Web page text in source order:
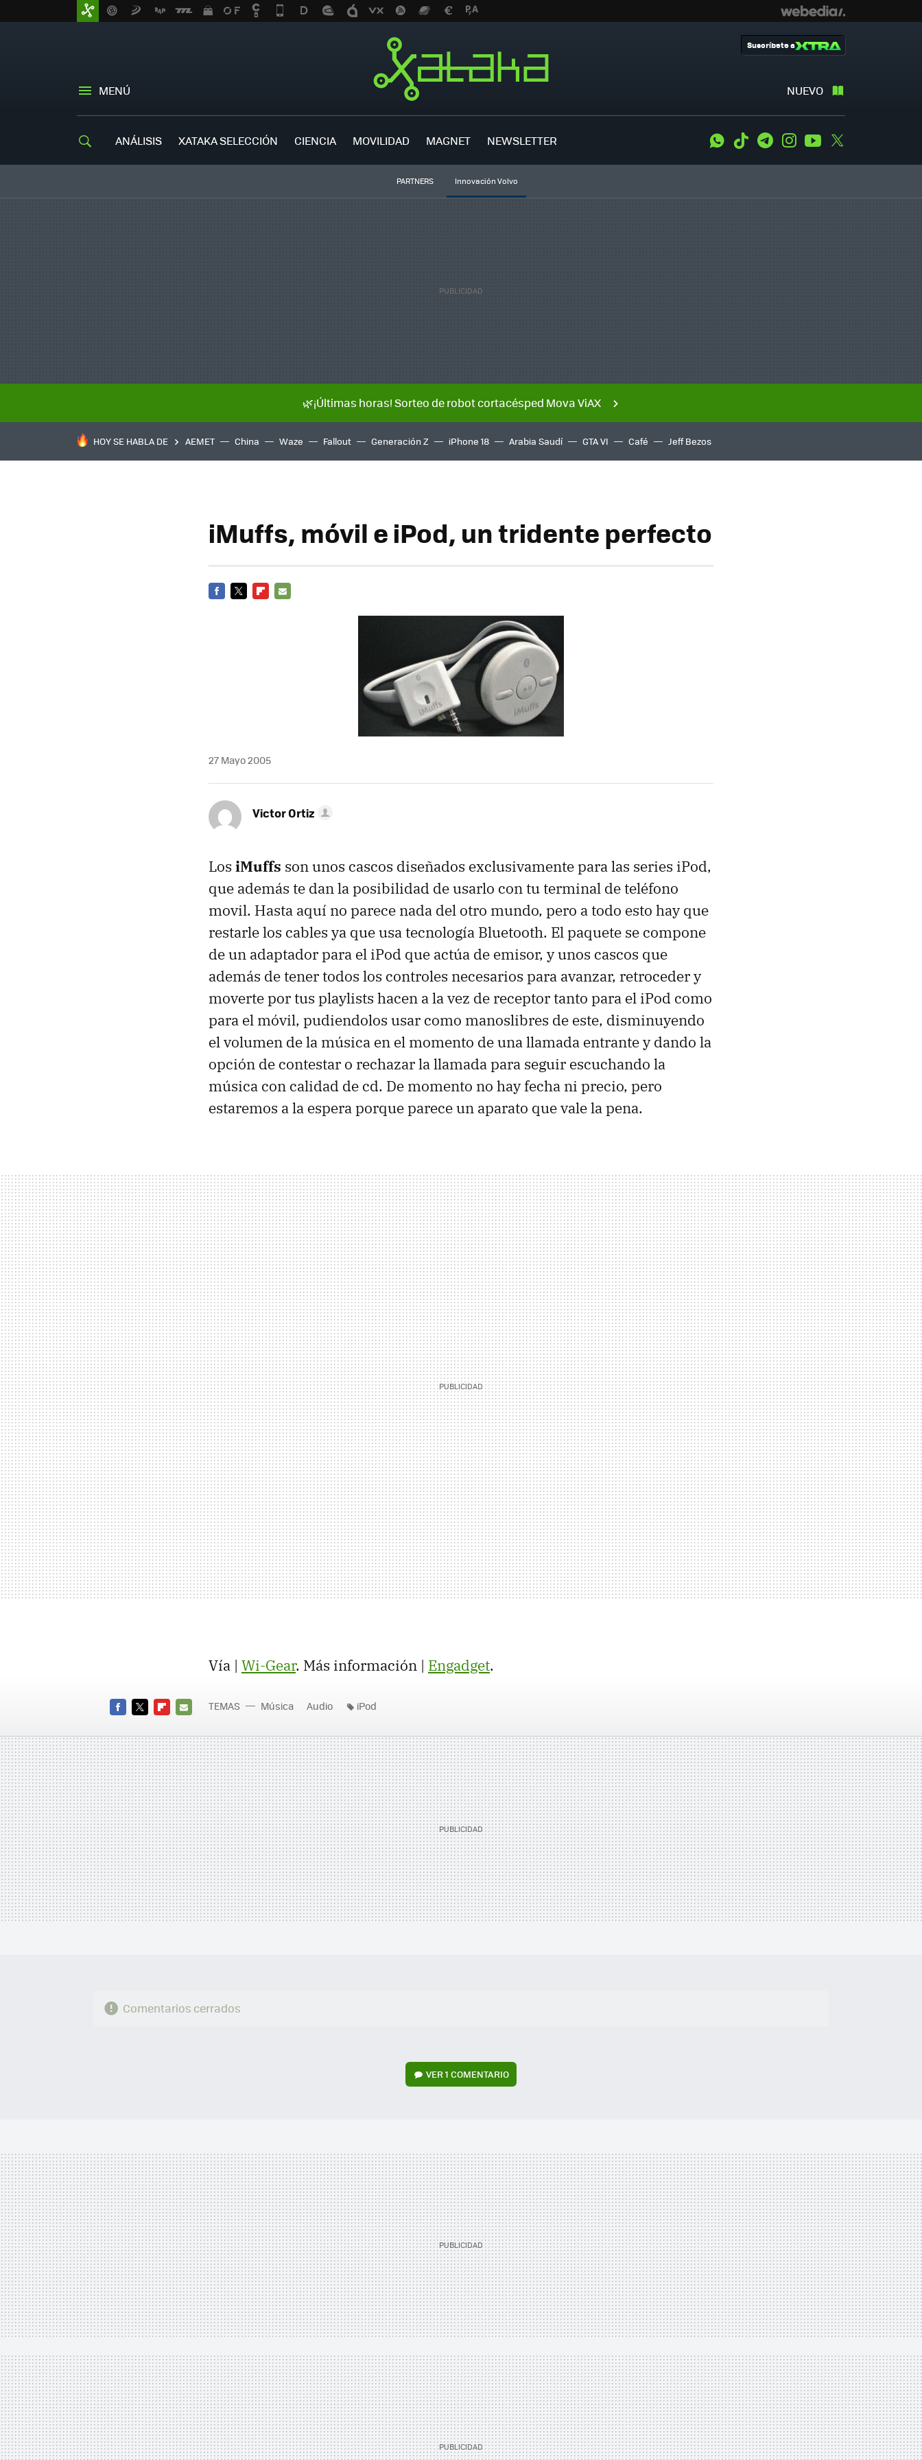
MENÚ NUEVO
Suscríbete a
ANÁLISIS XATAKA SELECCIÓN CIENCIA MOVILIDAD MAGNET NEWSLETTER WhatsApp
Tiktok TelegramInstagramYoutube
PARTNERS Innovación Volvo
🌿¡Últimas horas! Sorteo de robot cortacésped Mova ViAX
HOY SE HABLA DE AEMET China Waze Fallout Generación Z iPhone 18 Arabia Saudí GTA VI Café Jeff Bezos
iMuffs, móvil e iPod, un tridente perfecto
27 Mayo 2005
Victor Ortiz
Los iMuffs son unos cascos diseñados exclusivamente para las series iPod,
que además te dan la posibilidad de usarlo con tu terminal de teléfono
movil. Hasta aquí no parece nada del otro mundo, pero a todo esto hay que
restarle los cables ya que usa tecnología Bluetooth. El paquete se compone
de un adaptador para el iPod que actúa de emisor, y unos cascos que
además de tener todos los controles necesarios para avanzar, retroceder y
moverte por tus playlists hacen a la vez de receptor tanto para el iPod como
para el móvil, pudiendolos usar como manoslibres de este, disminuyendo
el volumen de la música en el momento de una llamada entrante y dando la
opción de contestar o rechazar la llamada para seguir escuchando la
música con calidad de cd. De momento no hay fecha ni precio, pero
estaremos a la espera porque parece un aparato que vale la pena.
Vía | Wi-Gear. Más información | Engadget.
MAIL
TEMAS Música Audio iPod
Comentarios cerrados
VER1 COMENTARIO